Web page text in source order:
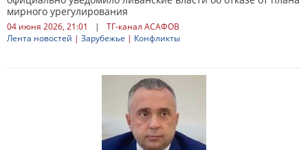
мирного урегулирования
04 июня 2026, 21:01 |
ТГ-канал АСАФОВ
Лента новостей | Зарубежье | Конфликты